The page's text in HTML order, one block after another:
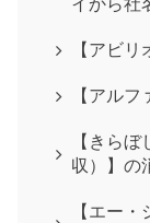
【アビ
【アル
【きら
収）】の
【エー